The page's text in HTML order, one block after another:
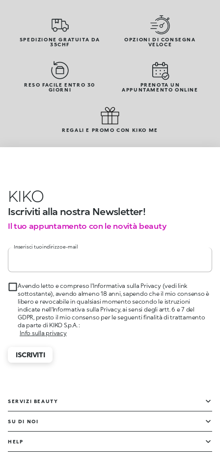
SPEDIZIONE GRATUITA DA
35CHF
OPZIONI DI CONSEGNA
VELOCE
RESO FACILE ENTRO 30
GIORNI
PRENOTA UN
APPUNTAMENTO ONLINE
REGALI E PROMO CON KIKO ME
KIKO
Iscriviti alla nostra Newsletter!
Il tuo appuntamento con le novità beauty
Inserisci tuo indirizzo e-mail
Avendo letto e compreso l'Informativa sulla Privacy (vedi link
sottostante), avendo almeno 18 anni, sapendo che il mio consenso è
libero e revocabile in qualsiasi momento secondo le istruzioni
indicate nell'Informativa sulla Privacy, ai sensi degli artt. 6 e 7 del
GDPR, presto il mio consenso per le seguenti finalità di trattamento
da parte di KIKO S.p.A. :
Info sulla privacy
ISCRIVITI
SERVIZI BEAUTY
SU DI NOI
HELP